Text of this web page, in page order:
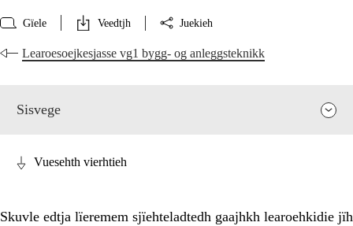
Gïele Veedtjh Juekieh
Learoesoejkesjasse vg1 bygg- og anleggsteknikk
Sisvege
Vuesehth vierhtieh
Skuvle edtja lïeremem sjïehteladtedh gaajhkh learoehkidie jïh